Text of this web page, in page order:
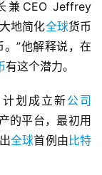
兼CEO Jeffrey
地简化全球货币
。”他解释说，在
有这个潜力。
划成立新公司
的平台，最初用
全球首例由 比特